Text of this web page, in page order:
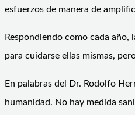
esfuerzos de manera de
Respondiendo como cada
para cuidarse ellas mismas,
En palabras del Dr. Rodolfo
humanidad. No hay medida